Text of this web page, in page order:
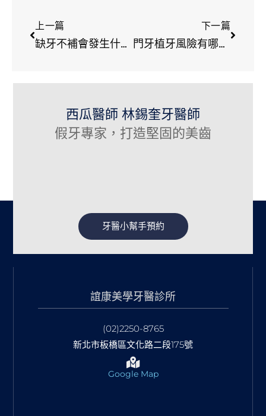
上一篇
缺牙不補會發生什麼事？缺牙一定要植牙嗎？
下一篇
門牙植牙風險有哪些？從門牙植牙過程中預防風險
西瓜醫師 林錫奎牙醫師
假牙專家，打造堅固的美齒
牙醫小幫手預約
誼康美學牙醫診所
(02)2250-8765
新北市板橋區文化路二段175號
Google Map